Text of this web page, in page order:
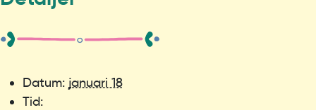
Datum: januari 18
Tid: